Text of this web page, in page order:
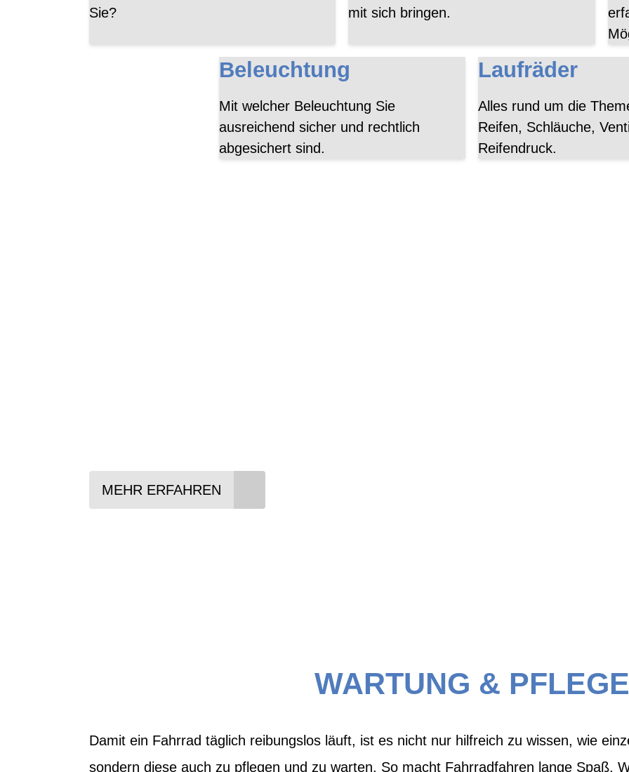
Sie?
mit sich bringen.
Beleuchtung
Mit welcher Beleuchtung Sie
ausreichend sicher und rechtlich
abgesichert sind.
Laufräder
Alles rund um die
Reifen, Schläuche,
Reifendruck.
MEHR ERFAHREN
WARTUNG & PFLEGE
Damit ein Fahrrad täglich reibungslos läuft, ist es nicht nur hilfreich zu wissen, wie
sondern diese auch zu pflegen und zu warten. So macht Fahrradfahren lange Spaß.